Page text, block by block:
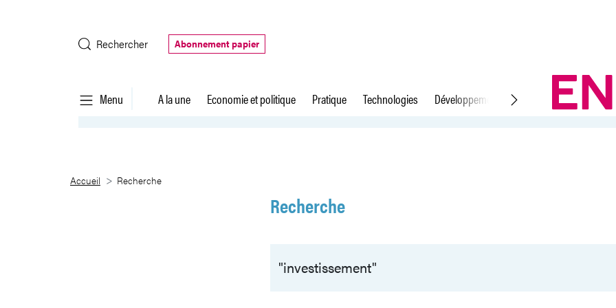
Rechercher
Abonnement papier
Menu A la une Economie et politique Pratique Technologies Développement durable Droit du travail
Recherche
Accueil Recherche
Recherche